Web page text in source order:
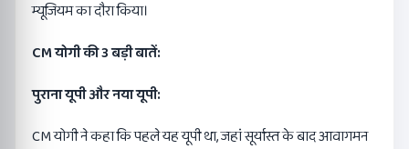
म्यूजियम का दौरा किया।
CM योगी की 3 बड़ी बातें:
पुराना यूपी और नया यूपी:
CM योगी ने कहा कि पहले यह यूपी था, जहां सूर्यास्त के बाद आवागमन